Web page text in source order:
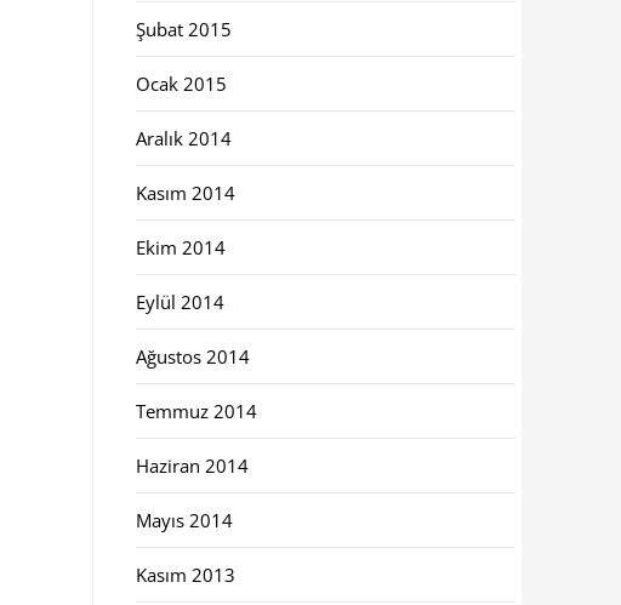
Şubat 2015
Ocak 2015
Aralık 2014
Kasım 2014
Ekim 2014
Eylül 2014
Ağustos 2014
Temmuz 2014
Haziran 2014
Mayıs 2014
Kasım 2013